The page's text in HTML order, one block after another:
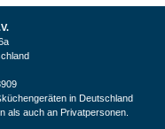
in Deutschland
als auch an Privatpersonen.